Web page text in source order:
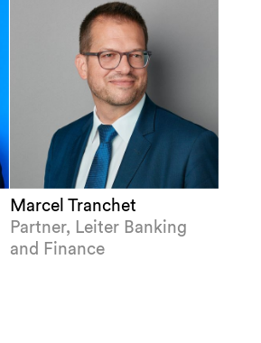
Marcel Tranchet
Partner, Leiter Banking
and Finance